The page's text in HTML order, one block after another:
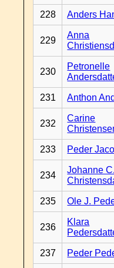
228 Anders
229
Anna
230
Petronelle
231 Anthon
232
Carine
233 Peder
234
Johanne C.
235 Ole J.
236
Klara
237 Peder